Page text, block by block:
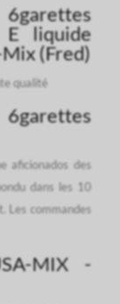
E liquide
(Fred)
qualité
aficionados des
dans les 10
Les commandes
MIX -